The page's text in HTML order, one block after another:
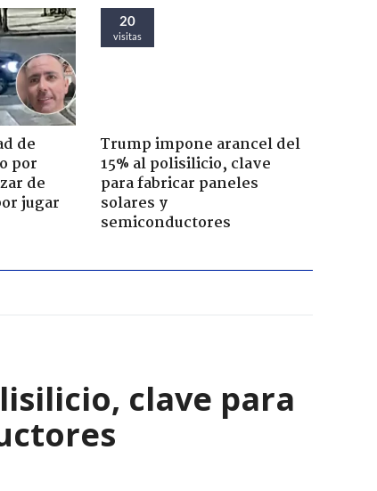
de
por
de
jugar
20
visitas
Trump impone arancel del
15% al polisilicio, clave
para fabricar paneles
solares y
semiconductores
clave para